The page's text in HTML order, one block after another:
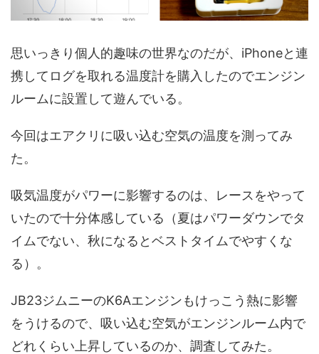
思いっきり個人的趣味の世界なのだが、iPhoneと連
携してログを取れる温度計を購入したのでエンジン
ルームに設置して遊んでいる。
今回はエアクリに吸い込む空気の温度を測ってみ
た。
吸気温度がパワーに影響するのは、レースをやって
いたので十分体感している（夏はパワーダウンでタ
イムでない、秋になるとベストタイムでやすくな
る）。
JB23ジムニーのK6Aエンジンもけっこう熱に影響
をうけるので、吸い込む空気がエンジンルーム内で
どれくらい上昇しているのか、調査してみた。